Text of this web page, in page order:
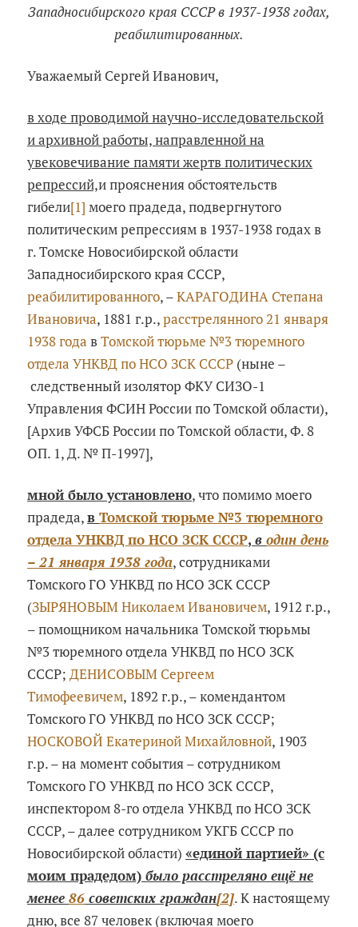
Западносибирского края СССР в 1937-1938 годах,
реабилитированных.
Уважаемый Сергей Иванович,
в ходе проводимой научно-исследовательской
и архивной работы, направленной на
увековечивание памяти жертв политических
репрессий,и прояснения обстоятельств
гибели[1] моего прадеда, подвергнутого
политическим репрессиям в 1937-1938 годах в
г. Томске Новосибирской области
Западносибирского края СССР,
реабилитированного, –КАРАГОДИНА Степана
Ивановича, 1881 г.р.,расстрелянного 21 января
1938 года вТомской тюрьме №3 тюремного
отдела УНКВД по НСО ЗСК СССР (ныне –
следственный изолятор ФКУ СИЗО-1
Управления ФСИН России по Томской области),
[Архив УФСБ России по Томской области, Ф. 8
ОП. 1, Д. № П-1997],
мной было установлено, что помимо моего
прадеда,вТомской тюрьме №3 тюремного
отдела УНКВД по НСО ЗСК СССР,водин день
– 21 января 1938 года, сотрудниками
Томского ГО УНКВД по НСО ЗСК СССР
(ЗЫРЯНОВЫМ Николаем Ивановичем, 1912 г.р.,
– помощником начальника Томской тюрьмы
№3 тюремного отдела УНКВД по НСО ЗСК
СССР;ДЕНИСОВЫМ Сергеем
Тимофеевичем, 1892 г.р., – комендантом
Томского ГО УНКВД по НСО ЗСК СССР;
НОСКОВОЙ Екатериной Михайловной, 1903
г.р. – на момент события – сотрудником
Томского ГО УНКВД по НСО ЗСК СССР,
инспектором 8-го отдела УНКВД по НСО ЗСК
СССР, – далее сотрудником УКГБ СССР по
Новосибирской области)«единой партией» (с
моим прадедом)было расстреляно ещё не
менее86 советских граждан[2]. К настоящему
дню, все 87 человек (включая моего